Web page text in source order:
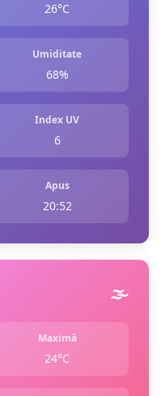
26°C
Umiditate
68%
Index UV
6
Apus
20:52
🌫️
Maximă
24°C